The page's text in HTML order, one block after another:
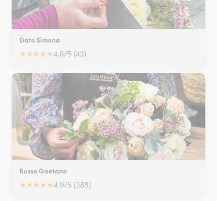
Dato Simona
★★★★★4.6/5 (43)
Russo Gaetano
★★★★★4.9/5 (388)